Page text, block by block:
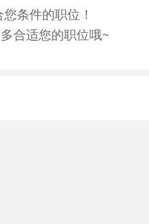
条件的职位！
合适您的职位哦~